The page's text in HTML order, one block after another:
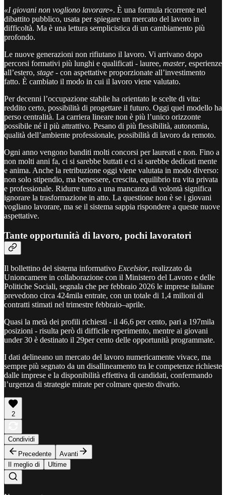
«I giovani non vogliono lavorare». È una formula ricorrente nel
dibattito pubblico, usata per spiegare un mercato del lavoro in
difficoltà. Ma è una lettura semplicistica di un cambiamento più
profondo.
Le nuove generazioni non rifiutano il lavoro. Vi arrivano dopo
percorsi formativi più lunghi e qualificati - lauree, master, esperienze
all’estero, stage - con aspettative proporzionate all’investimento
fatto. È cambiato il modo in cui il lavoro viene valutato.
Per decenni l’occupazione stabile ha orientato le scelte di vita:
reddito certo, possibilità di progettare il futuro. Oggi quel modello ha
perso centralità. La carriera lineare non è più l’unico orizzonte
possibile né il più attrattivo. Pesano di più flessibilità, autonomia,
qualità dell’ambiente professionale, possibilità di lavoro da remoto.
Ogni anno vengono banditi molti concorsi per laureati e non. Fino a
non molti anni fa, ci si sarebbe buttati e ci si sarebbe dedicati mente
e anima. Anche la retribuzione oggi viene valutata in modo diverso:
non solo stipendio, ma benessere, crescita, equilibrio tra vita privata
e professionale. Ridurre tutto a una mancanza di volontà significa
ignorare la trasformazione in atto. La questione non è se i giovani
vogliano lavorare, ma se il sistema sappia rispondere a queste nuove
aspettative.
Tante opportunità di lavoro, pochi lavoratori
Il bollettino del sistema informativo Excelsior, realizzato da
Unioncamere in collaborazione con il Ministero del Lavoro e delle
Politiche Sociali, segnala che per febbraio 2026 le imprese italiane
prevedono circa 424mila entrate, con un totale di 1,4 milioni di
contratti stimati nel trimestre febbraio–aprile.
Quasi la metà dei profili richiesti - il 46,6 per cento, pari a 197mila
posizioni - risulta però di difficile reperimento, mentre ai giovani
under 30 è destinato il 29per cento delle opportunità programmate.
I dati delineano un mercato del lavoro numericamente vivace, ma
sempre più segnato da un disallineamento tra le competenze richieste
dalle imprese e la disponibilità effettiva di candidati, confermando
l’urgenza di strategie mirate per colmare questo divario.
2
Condividi
Precedente
Avanti
Il meglio di
Ultime